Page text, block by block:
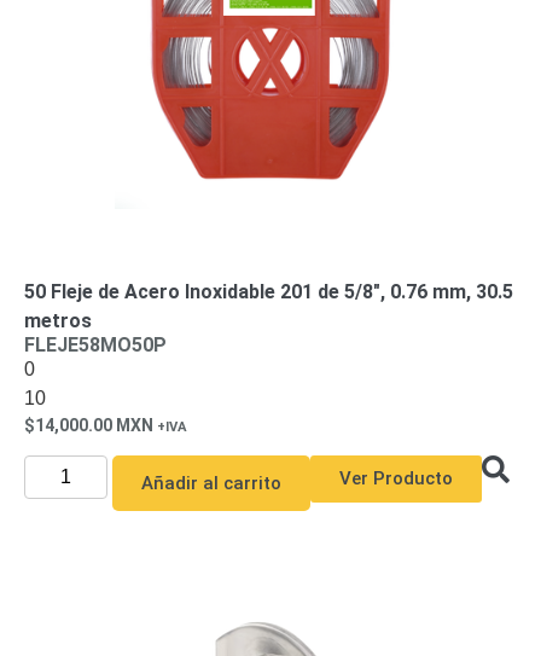
50 Fleje de Acero Inoxidable 201 de 5/8″, 0.76 mm, 30.5
metros
FLEJE58MO50P
0
10
14,000.00 MXN
Añadir al carrito Ver Producto